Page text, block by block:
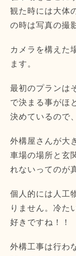
観た時には大体
の時は写真の撮
カメラを構えた
ます。
最初のプランは
で決まる事がほ
決めているので
外構屋さんが大
車場の場所と玄
れないってのが
個人的には人工
りません。冷た
好きですね！！
外構工事は行わ